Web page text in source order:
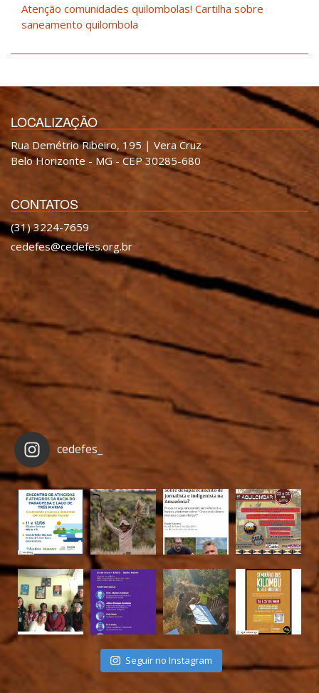
Atenção comunidades quilombolas! Cartilha sobre
saneamento quilombola
LOCALIZAÇÃO
Rua Demétrio Ribeiro, 195 | Vera Cruz
Belo Horizonte - MG - CEP 30285-680
CONTATOS
(31) 3224-7659
cedefes@cedefes.org.br
cedefes_
Seguir no Instagram